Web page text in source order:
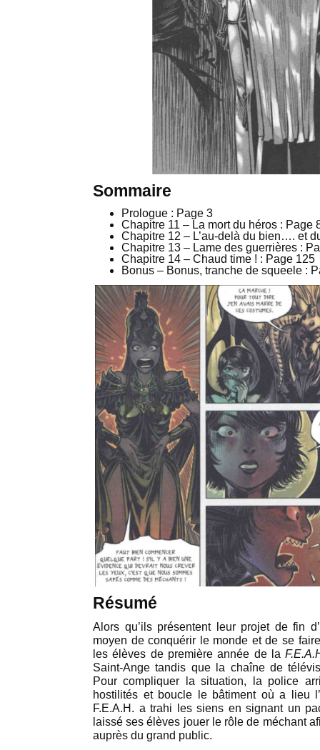
Sommaire
Prologue : Page 3
Chapitre 11 – La mort du héros : Page
Chapitre 12 – L’au-delà du bien…. et
Chapitre 13 – Lame des guerrières :
Chapitre 14 – Chaud time ! : Page 125
Bonus – Bonus, tranche de squeele :
Résumé
Alors qu’ils présentent leur projet de fin
moyen de conquérir le monde et de se
les élèves de première année de la
Saint-Ange tandis que la chaîne de
Pour compliquer la situation, la police
hostilités et boucle le bâtiment où a lieu
F.E.A.H. a trahi les siens en signant un
laissé ses élèves jouer le rôle de méchant
auprès du grand public.